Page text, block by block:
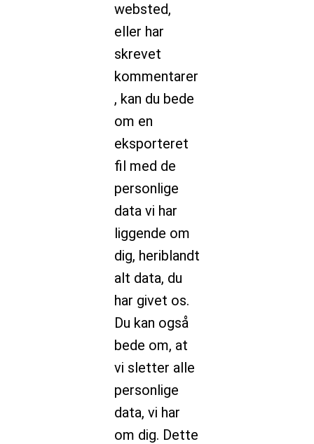
websted,
eller har
skrevet
kommentarer
, kan du bede
om en
eksporteret
fil med de
personlige
data vi har
liggende om
dig, heriblandt
alt data, du
har givet os.
Du kan også
bede om, at
vi sletter alle
personlige
data, vi har
om dig. Dette